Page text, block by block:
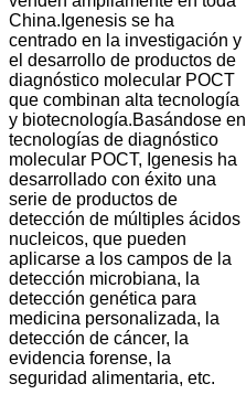
China.Igenesis se ha
centrado en la investigación y
el desarrollo de productos de
diagnóstico molecular POCT
que combinan alta tecnología
y biotecnología.Basándose en
tecnologías de diagnóstico
molecular POCT, Igenesis ha
desarrollado con éxito una
serie de productos de
detección de múltiples ácidos
nucleicos, que pueden
aplicarse a los campos de la
detección microbiana, la
detección genética para
medicina personalizada, la
detección de cáncer, la
evidencia forense, la
seguridad alimentaria, etc.